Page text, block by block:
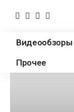
Видеообзоры
Прочее